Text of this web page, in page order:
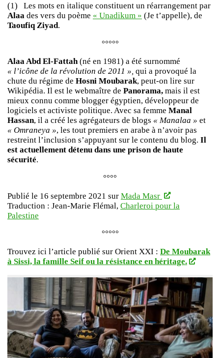
(1) Les mots en italique constituent un réarrangement par
Alaa des vers du poème « Unadikum » (Je t’appelle), de
Taoufiq Ziyad.
°°°°°
Alaa Abd El-Fattah(né en 1981) a été surnommé
« l’icône de la révolution de 2011 », qui a provoqué la
chute du régime de Hosni Moubarak, peut-on lire sur
Wikipédia. Il est le webmaître de Panorama, mais il est
mieux connu comme blogger égyptien, développeur de
logiciels et activiste politique. Avec sa femme Manal
Hassan, il a créé les agrégateurs de blogs « Manalaa » et
« Omraneya », les tout premiers en arabe à n’avoir pas
restreint l’inclusion s’appuyant sur le contenu du blog. Il
est actuellement détenu dans une prison de haute
sécurité.
°°°°
Publié le 16 septembre 2021 sur Mada Masr
Traduction : Jean-Marie Flémal, Charleroi pour la
Palestine
°°°°°
Trouvez ici l’article publié sur Orient XXI : De Moubarak
à Sissi, la famille Seif ou la résistance en héritage.